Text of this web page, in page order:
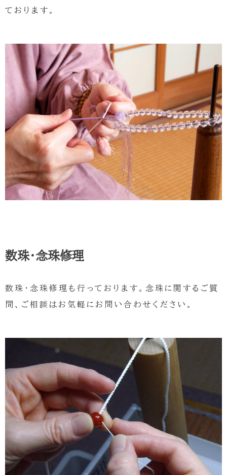
ております。
数珠・念珠修理
数珠・念珠修理も行っております。念珠に関するご質
問、ご相談はお気軽にお問い合わせください。